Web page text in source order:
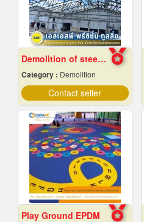
Demolition of steel structures, Samut Prakan
Category : Demolition
Contact seller
Play Ground EPDM